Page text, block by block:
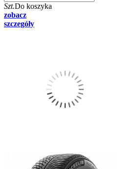
Szt.Do koszyka
zobacz
szczegóły